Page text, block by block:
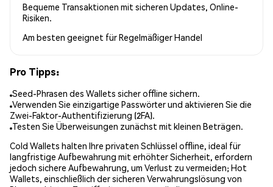
Bequeme Transaktionen mit sicheren Updates, Online-
Risiken.
Am besten geeignet fürRegelmäßiger Handel
Pro Tipps:
Seed-Phrasen des Wallets sicher offline sichern.
Verwenden Sie einzigartige Passwörter und aktivieren Sie die
Zwei-Faktor-Authentifizierung (2FA).
Testen Sie Überweisungen zunächst mit kleinen Beträgen.
Cold Wallets halten Ihre privaten Schlüssel offline, ideal für
langfristige Aufbewahrung mit erhöhter Sicherheit, erfordern
jedoch sichere Aufbewahrung, um Verlust zu vermeiden; Hot
Wallets, einschließlich der sicheren Verwahrungslösung von